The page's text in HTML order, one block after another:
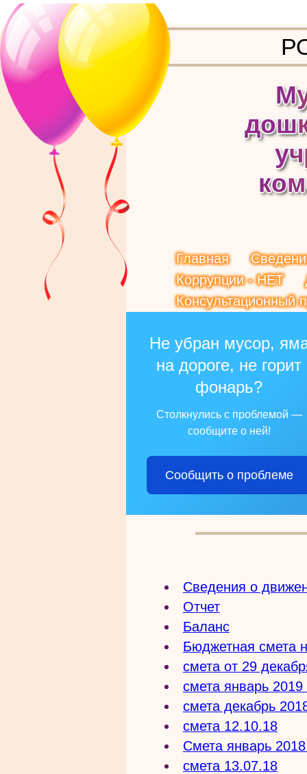
М
дош
уч
ком
Главная
Коррупции - НЕТ
Консультационный
Не убран мусор,
на дороге, не горит
фонарь?
Столкнулись с проблемой —
сообщите о ней!
Сообщить о проблеме
Сведения о
Отчет
Баланс
Бюджетная смета
смета от 29
смета январь 2019
смета декабрь
смета 12.10.18
Смета январь
смета 13.07.18